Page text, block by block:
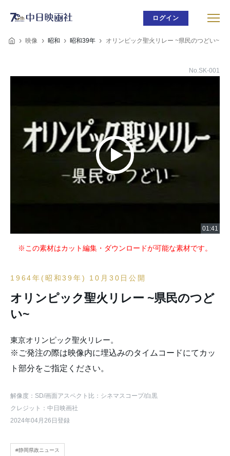
ログイン
映像 昭和 昭和39年 オリンピック聖火リレー ~県民のつどい~
No.SK-001
※この素材はカット編集・ダウンロードが可能な素材です。
1964年(昭和39年) 10月30日公開
オリンピック聖火リレー ~県民のつど
い~
東京オリンピック聖火リレー。
※ご発注の際は映像内に埋込みのタイムコードにてカッ
ト部分をご指定ください。
解像度：SD/画面アスペクト比：シネマスコープ/白黒
クレジット：中日映画社
2024年04月26日登録
#静岡県政ニュース